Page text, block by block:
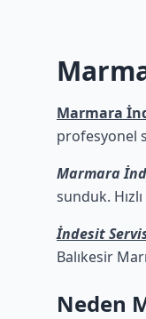
Marmara
profesyonel
Marmara
sunduk.
İndesit
Balıkesir
Neden